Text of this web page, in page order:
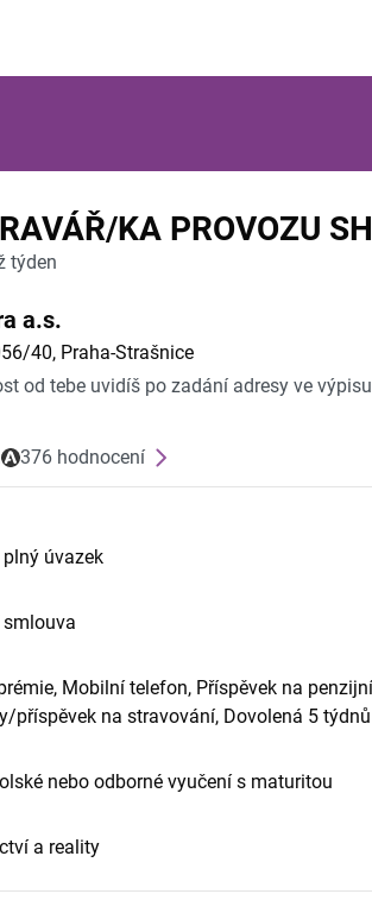
KA PROVOZU
týden
a.s.
40, Praha-Strašnice
od tebe uvidíš po zadání adresy ve
376 hodnocení
plný úvazek
Mobilní telefon, Příspěvek na
příspěvek na stravování, Dovolená 5 týdnů
nebo odborné vyučení s maturitou
a reality